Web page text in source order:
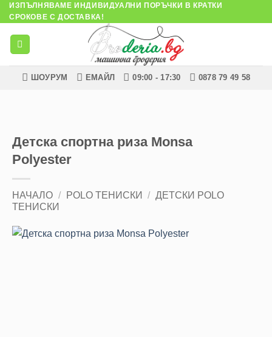
Skip
to
content
ИЗПЪЛНЯВАМЕ ИНДИВИДУАЛНИ ПОРЪЧКИ В КРАТКИ
СРОКОВЕ С ДОСТАВКА!
ШОУРУМ ЕМАЙЛ 09:00 - 17:30 0878 79 49 58
Детска спортна риза Monsa
Polyester
НАЧАЛО / POLO ТЕНИСКИ / ДЕТСКИ POLO
ТЕНИСКИ